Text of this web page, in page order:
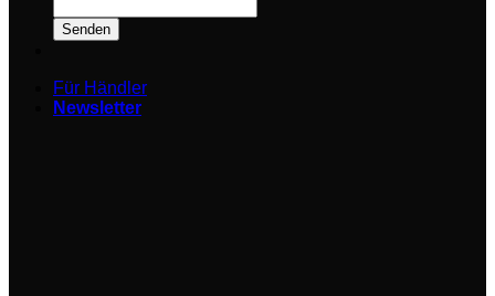
Senden
Für Händler
Newsletter